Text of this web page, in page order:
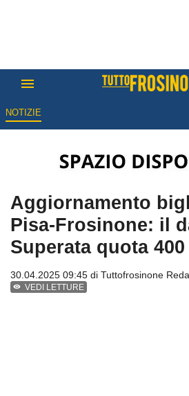
NOTIZIE
Aggiornamento
Pisa-Frosinone: il
Superata quota 400
30.04.2025 09:45 di Tuttofrosinone
VEDI LETTURE